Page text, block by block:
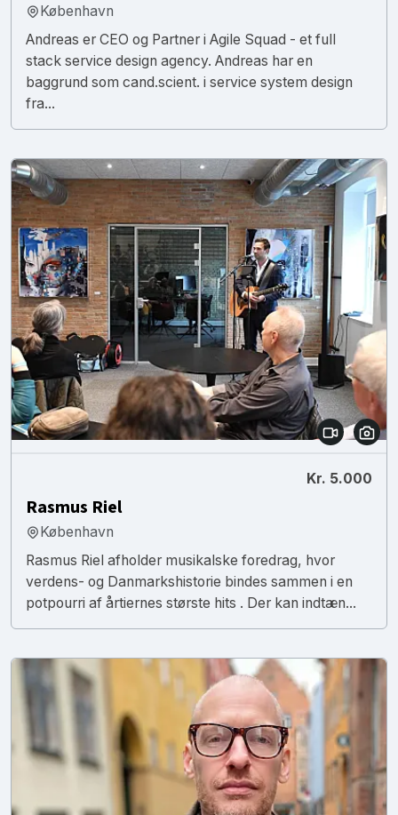
København
Andreas er CEO og Partner i Agile Squad - et full
stack service design agency. Andreas har en
baggrund som cand.scient. i service system design
fra...
Kr. 5.000
Rasmus Riel
København
Rasmus Riel afholder musikalske foredrag, hvor
verdens- og Danmarkshistorie bindes sammen i en
potpourri af årtiernes største hits . Der kan indtæn...